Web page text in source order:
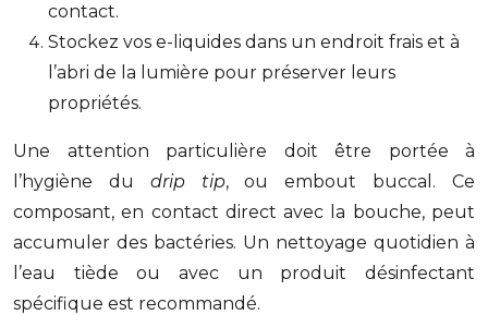
contact.
Stockez vos e-liquides dans un endroit frais et à
l’abri de la lumière pour préserver leurs
propriétés.
Une attention particulière doit être portée à
l’hygiène du drip tip, ou embout buccal. Ce
composant, en contact direct avec la bouche, peut
accumuler des bactéries. Un nettoyage quotidien à
l’eau tiède ou avec un produit désinfectant
spécifique est recommandé.